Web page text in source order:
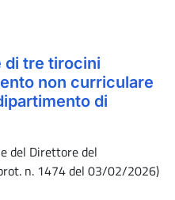
di tre tirocini
non curriculare
di
del Direttore del
n. 1474 del 03/02/2026)